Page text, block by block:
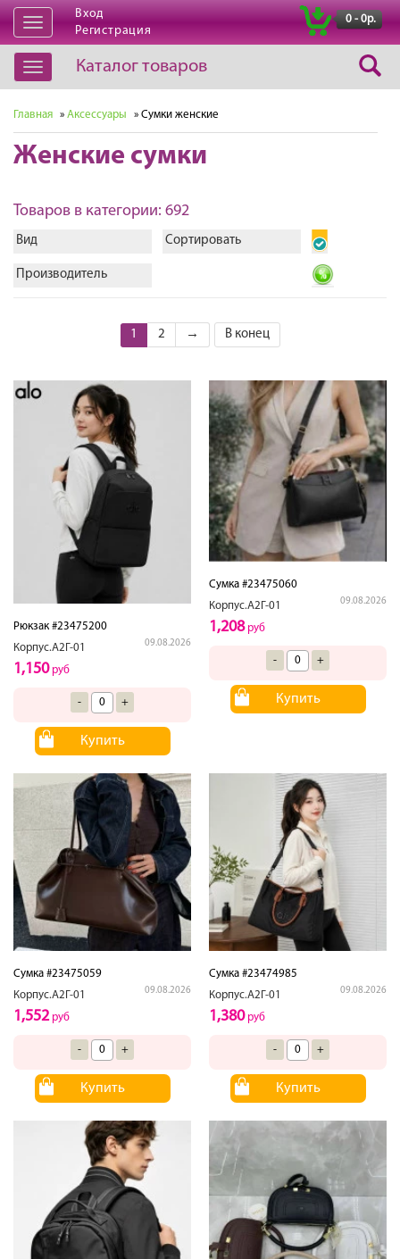
Открыть
навигацию
Вход
Регистрация
0 - 0р.
Открыть
навигацию
Каталог товаров
Главная » Аксессуары » Сумки женские
Женские сумки
Товаров в категории: 692
Вид Сортировать
Производитель
1 2 → В конец
Рюкзак #23475200
Корпус.А2Г-01
09.08.2026
1,150руб
- +
Купить
Сумка #23475060
Корпус.А2Г-01
09.08.2026
1,208руб
- +
Купить
Сумка #23475059
Корпус.А2Г-01
09.08.2026
1,552руб
- +
Купить
Сумка #23474985
Корпус.А2Г-01
09.08.2026
1,380руб
- +
Купить